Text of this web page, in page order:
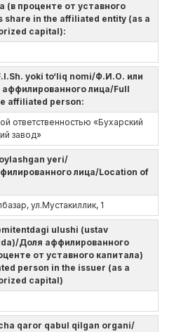
(в проценте от уставного
share in the affiliated entity (as a
capital):
yoki to‘liq nomi/Ф.И.О. или
лица/Full
affiliated person:
ответственностью «Бухарский
завод»
yeri/
лица/Location of
ул.Мустакиллик, 1
ulushi (ustav
Доля аффилированного
от уставного капитала)
person in the issuer (as a
capital)
qaror qabul qilgan organi/